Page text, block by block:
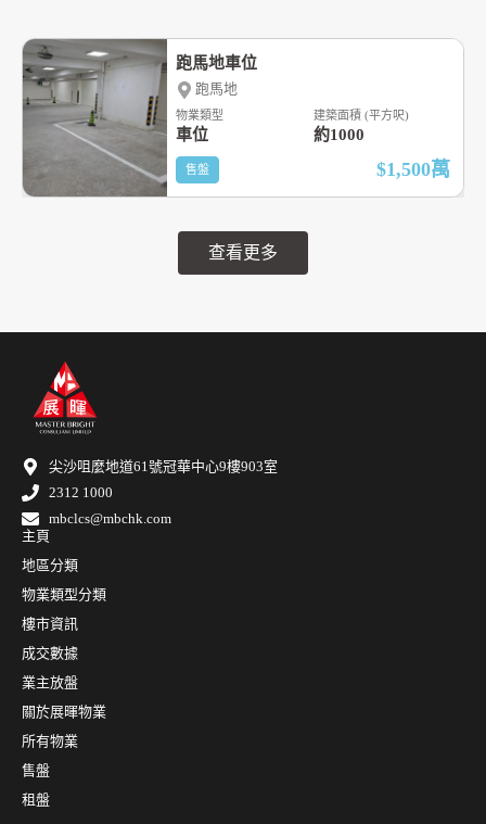
查看更多
跑馬地車位
跑馬地
物業類型
車位
建築面積 (平方呎)
約1000
售盤 $1,500萬
尖沙咀麼地道61號冠華中心9樓903室
2312 1000
mbclcs@mbchk.com
主頁
地區分類
物業類型分類
樓市資訊
成交數據
業主放盤
關於展暉物業
所有物業
售盤
租盤